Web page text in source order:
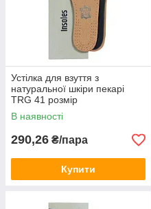
Устілка для взуття з
натуральної шкіри пекарі
TRG 41 розмір
В наявності
290,26 ₴/пара
Купити